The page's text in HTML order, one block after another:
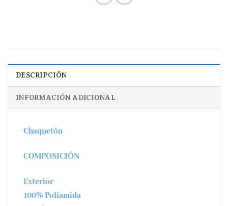
DESCRIPCIÓN
INFORMACIÓN ADICIONAL
Chaquetón
COMPOSICIÓN
Exterior
100% Poliamida